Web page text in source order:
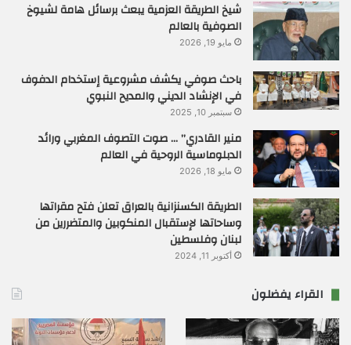
شيخ الطريقة العزمية يبعث برسائل هامة لشيوخ
الصوفية بالعالم
مايو 19, 2026
باحث صوفي يكشف مشروعية إستخدام الدفوف
في الإنشاد الديني والمديح النبوي
سبتمبر 10, 2025
منير القادري” … صوت التصوف المغربي ورائد
الدبلوماسية الروحية في العالم
مايو 18, 2026
الطريقة الكسنزانية بالعراق تعلن فتح مقراتها
وساحاتها لإستقبال المنكوبين والمتضررين من
لبنان وفلسطين
أكتوبر 11, 2024
القراء يفضلون